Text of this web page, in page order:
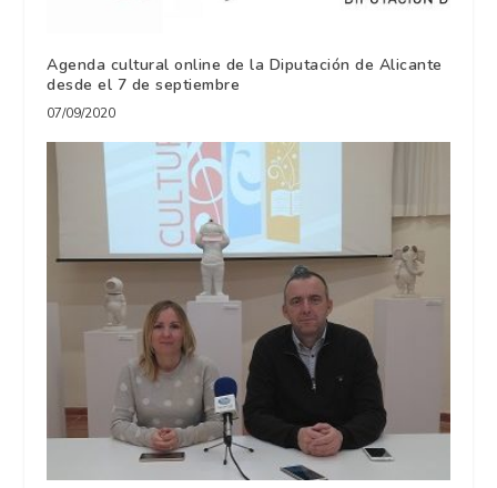
Agenda cultural online de la Diputación de Alicante
desde el 7 de septiembre
07/09/2020